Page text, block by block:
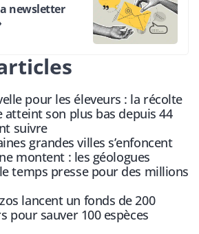
newsletter
pour les éleveurs : la récolte
atteint son plus bas depuis 44
suivre
grandes villes s’enfoncent
montent : les géologues
temps presse pour des millions
lancent un fonds de 200
pour sauver 100 espèces